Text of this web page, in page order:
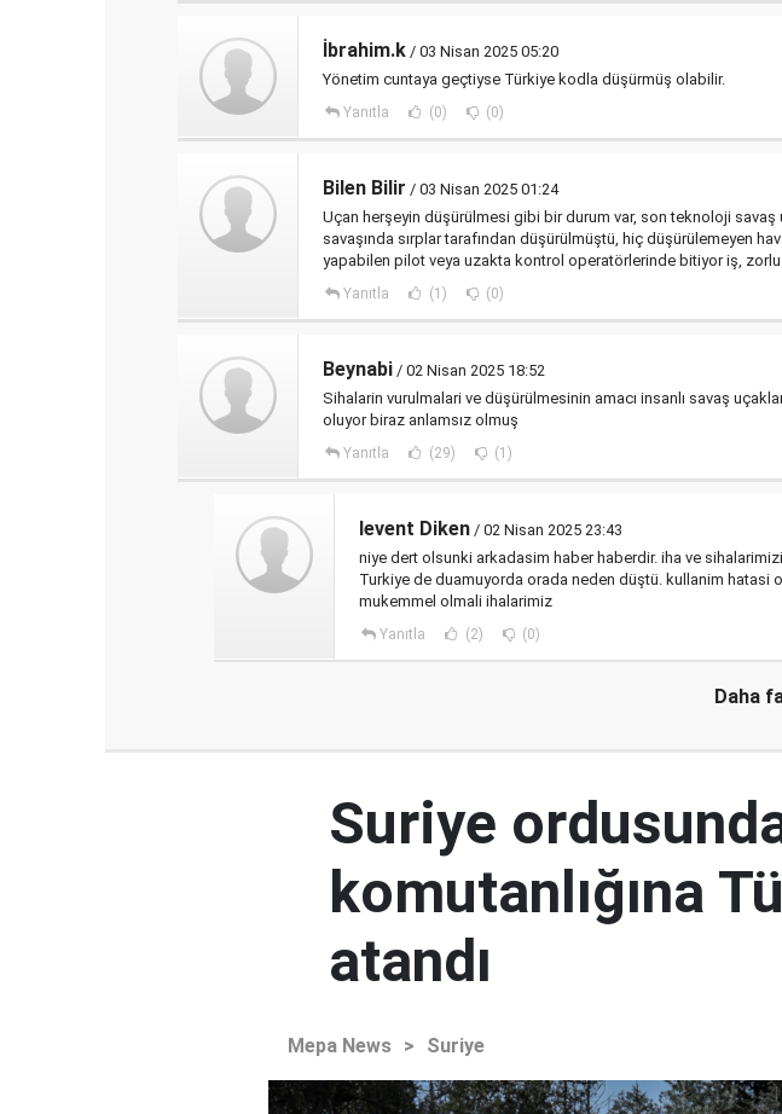
İbrahim.k / 03 Nisan 2025 05:20
Yönetim cuntaya geçtiyse Türkiye kodla düşürmüş olabilir.
Yanıtla (0) (0)
Bilen Bilir / 03 Nisan 2025 01:24
Uçan herşeyin düşürülmesi gibi bir durum var, son teknoloji
savaşında sırplar tarafından düşürülmüştü, hiç düşürülemeyen
yapabilen pilot veya uzakta kontrol operatörlerinde bitiyor iş, zorlu
Yanıtla (1) (0)
Beynabi / 02 Nisan 2025 18:52
Sihalarin vurulmalari ve düşürülmesinin amacı insanlı savaş
oluyor biraz anlamsız olmuş
Yanıtla (29) (1)
levent Diken / 02 Nisan 2025 23:43
niye dert olsunki arkadasim haber haberdir. iha ve
Turkiye de duamuyorda orada neden düştü. kullanim hatasi
mukemmel olmali ihalarimiz
Yanıtla (2) (0)
Daha
Suriye
komutanlığına
atandı
Mepa News > Suriye